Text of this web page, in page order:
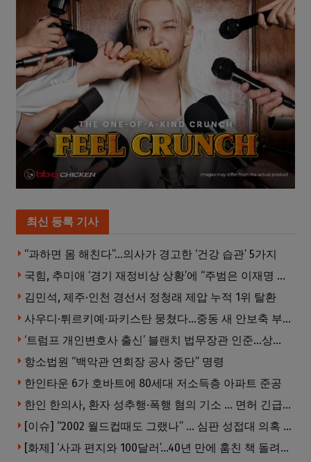
최신 등록 기사
“과하면 몸 해친다”…의사가 경고한 ‘건강 습관’ 5가지
국힘, 추미애 ‘경기 재정비상 상황’에 “주범은 이재명 전 지사”
김민석, 제주·인천 경선서 정청래 제압 누적 1위 탈환
사우디·튀르키예·파키스탄 뭉쳤다…중동 새 안보축 부상하나
‘트럼프 개인변호사 출신’ 블랜치 법무장관 인준…상원 50대49 가결
항소법원 “백악관 연회장 공사 중단” 명령
한인타운 6가 호바트에 80세대 저소득층 아파트 준공
한인 한의사, 환자 성추행·폭행 혐의 기소 … 면허 긴급정지
[이슈] “2002 월드컵때도 그랬나” … 심판 성접대 의혹 해외로 일파만파, 4강 신화까지 불똥
[화제] ‘사과 편지와 100달러’…40년 만에 훔친 책 돌려준 절도범